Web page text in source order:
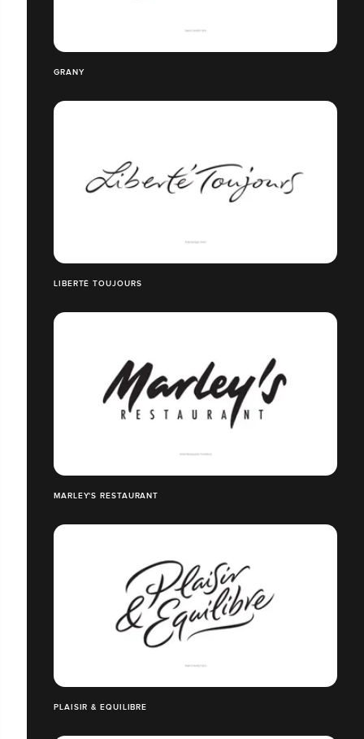
GRANY
LIBERTÉ TOUJOURS
MARLEY'S RESTAURANT
PLAISIR & EQUILIBRE